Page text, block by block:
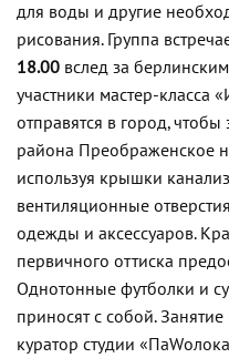
для воды и другие
рисования. Группа
18.00 вслед за
участники мастер-класса
отправятся в город, чтобы
района Преображенское
используя крышки
вентиляционные
одежды и аксессуаров.
первичного оттиска
Однотонные футболки и
приносят с собой.
куратор студии